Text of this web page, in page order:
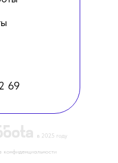
69
конфиденциальности